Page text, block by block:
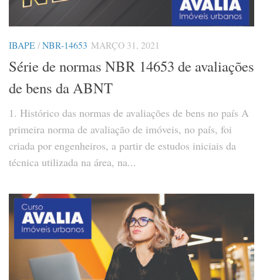
IBAPE/NBR-14653 MARÇO 31, 2021
Série de normas NBR 14653 de avaliações
de bens da ABNT
1. Histórico das normas de avaliações de bens no país A
primeira norma de avaliação de imóveis, no país, foi
criada por engenheiros, a partir de estudos iniciais da
técnica utilizada na área, na...